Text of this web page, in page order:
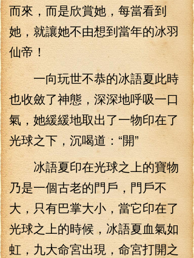
而來，而是欣賞她，每當看到
她，就讓她不由想到當年的冰羽
仙帝！
一向玩世不恭的冰語夏此時
也收斂了神態，深深地呼吸一口
氣，她緩緩地取出了一物印在了
光球之下，沉喝道：“開”
冰語夏印在光球之上的寶物
乃是一個古老的門戶，門戶不
大，只有巴掌大小，當它印在了
光球之上的時候，冰語夏血氣如
虹，九大命宮出現，命宮打開之